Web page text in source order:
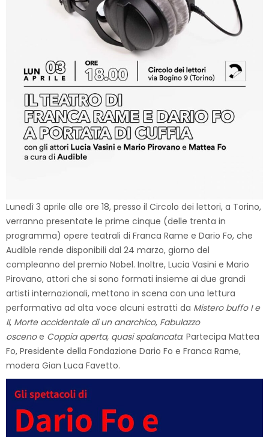
Lunedì 3 aprile alle ore 18, presso il Circolo dei lettori, a Torino,
verranno presentate le prime cinque (delle trenta in
programma) opere teatrali di Franca Rame e Dario Fo, che
Audible rende disponibili dal 24 marzo, giorno del
compleanno del premio Nobel. Inoltre, Lucia Vasini e Mario
Pirovano, attori che si sono formati insieme ai due grandi
artisti internazionali, mettono in scena con una lettura
performativa ad alta voce alcuni estratti da Mistero buffo I e
II, Morte accidentale di un anarchico, Fabulazzo
oscenoe Coppia aperta, quasi spalancata. Partecipa Mattea
Fo, Presidente della Fondazione Dario Fo e Franca Rame,
modera Gian Luca Favetto.